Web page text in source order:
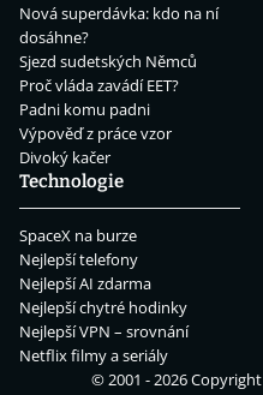
Nová superdávka: kdo na ní
dosáhne?
Sjezd sudetských Němců
Proč vláda zavádí EET?
Padni komu padni
Výpověď z práce vzor
Divoký kačer
Technologie
SpaceX na burze
Nejlepší telefony
Nejlepší AI zdarma
Nejlepší chytré hodinky
Nejlepší VPN – srovnání
Netflix filmy a seriály
© 2001 - 2026 Copyright